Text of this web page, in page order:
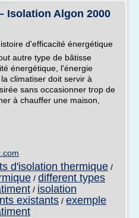
Isolation Algon 2000
d'efficacité énergétique
autre type de bâtisse
énergétique, l'énergie
climatiser doit servir à
sans occasionner trop de
à chauffer une maison,
d'isolation thermique /
/ different types
/ isolation
existants / exemple